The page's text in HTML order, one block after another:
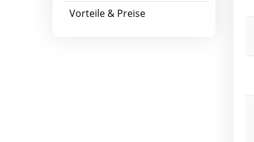
Vorteile & Preise